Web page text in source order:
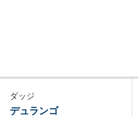
ダッジ
デュランゴ